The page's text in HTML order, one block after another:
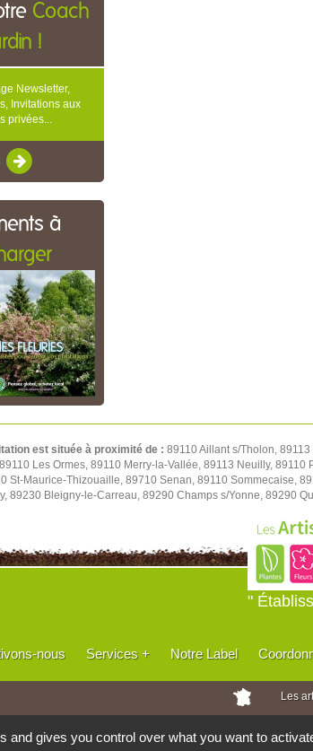
Coach
!
Newsletter,
Invitations aux
privées...
à
est située à proximité de : 89110 Aillant s/Tholon,
Les Ormes, 89110 Merry-la-Vallée, 89113 Neuilly,
St-Maurice-Thizouaille, 89710 Senan, 89110 Sommecaise,
89230 Bleigny-le-Carreau, 89290 Champs s/Yonne, 89290
"
nous Services + Notre Label
Les
Horticulteurs
and gives you control over what you want to